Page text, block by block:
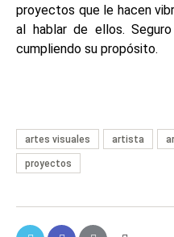
proyectos que le hacen
al hablar de ellos.
cumpliendo su propósito.
artes visuales artista
proyectos